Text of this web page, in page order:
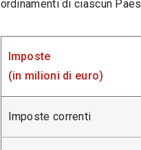
ordinamenti di ciascun
Imposte
(in milioni di euro)
Imposte correnti